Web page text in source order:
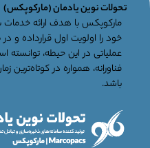
تحولات نوین یادمان (مارکوپکس)
مارکوپکس با هدف ارائه خدمات
عملیاتی در این حیطه، توانسته
فناورانه، همواره در
باشد.